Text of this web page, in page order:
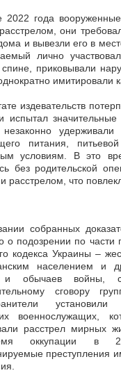
2022 года
они
и вывезли его в
лично
приковывали
имитировали
издевательств
испытал
незаконно
питания,
условиям. В это
без родительской
расстрелом, что
собранных
о подозрении по части
кодекса Украины –
населением и
и обычаев войны,
сговору
военнослужащих,
расстрел мирных
оккупации в
преступления